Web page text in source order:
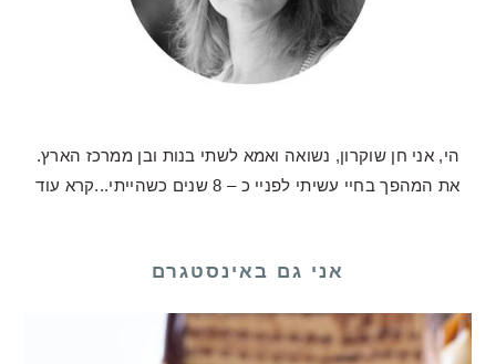
הי, אני חן שוקרון, נשואה ואמא לשתי בנות ובן ממרכז הארץ.
את המהפך בחיי עשיתי לפניי כ – 8 שנים כשהייתי...
קרא עוד
אני גם באינסטגרם
כע